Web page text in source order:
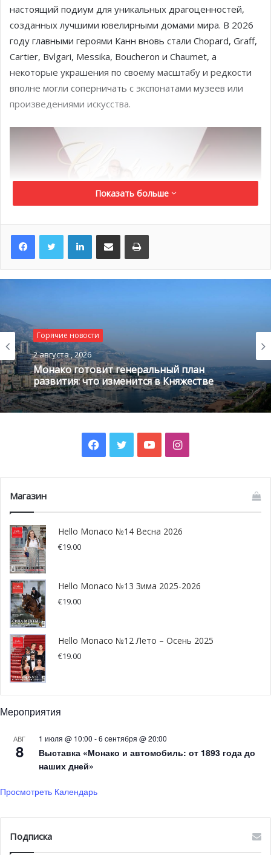
настоящий подиум для уникальных драгоценностей,
созданных лучшими ювелирными домами мира. В 2026
году главными героями Канн вновь стали Chopard, Graff,
Cartier, Bvlgari, Messika, Boucheron и Chaumet, а
некоторые украшения по своему масштабу и редкости
вполне могли соперничать с экспонатами музеев или
произведениями искусства.
Главным трендом сезона стали максимализм и смелость.
Огромные бриллиантовые колье, каскады драгоценных
камней, редкие цветные минералы и уникальные
ювелирные композиции окончательно вытеснили
минимализм.
Фаворит фестиваля по традиции бренд Chopard —
Показать больше
LinkedInПоделиться по электронной почте Распечатать
Горячие новости
2 августа , 2026
Монако готовит генеральный план
развития: что изменится в Княжестве
Facebook
TwitterYouTubeInstagram
Магазин
Hello Monaco №14 Весна 2026
€19.00
Hello Monaco №13 Зима 2025-2026
€19.00
Hello Monaco №12 Лето – Осень 2025
€19.00
Мероприятия
АВГ
8
1 июля @ 10:00 -6 сентября @ 20:00
Выставка «Монако и автомобиль: от 1893 года до
наших дней»
Просмотреть Календарь
Подписка